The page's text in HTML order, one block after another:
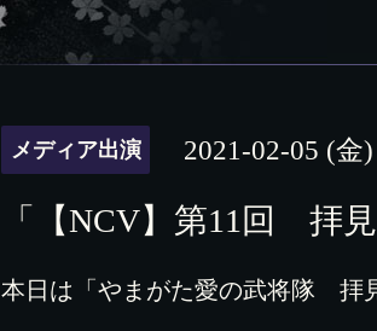
メディア出演 2021-02-05 (金)
「【NCV】第11回 拝
本日は「やまがた愛の武将隊 拝